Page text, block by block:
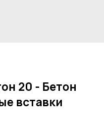
20 - Бетон
вставки